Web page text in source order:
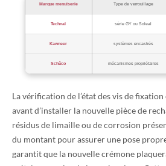
Marque menuiserie Type de verrouillage
Technal série GY ou Soleal
Kawneer systèmes encastrés
Schüco mécanismes propriétaires
La vérification de l’état des vis de
avant d’installer la nouvelle pièce de
résidus de limaille ou de corrosion
du montant pour assurer une pose
garantit que la nouvelle crémone